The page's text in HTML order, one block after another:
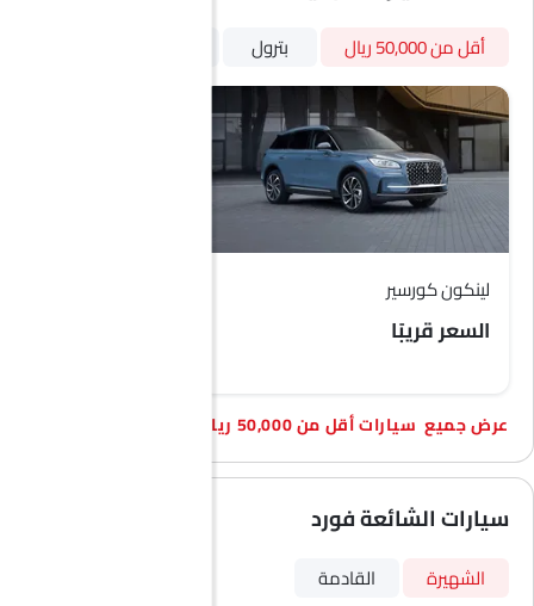
أقل من 50,000 ريال بترول
لينكون كورسير
السعر قريبًا
سيارات أقل من 50,000 ريال
سيارات الشائعة فورد
الشهيرة القادمة